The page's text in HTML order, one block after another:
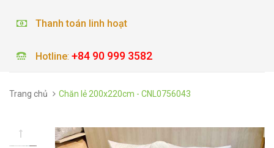
Thanh toán linh hoạt
Hotline: +84 90 999 3582
Trang chủ Chăn lẻ 200x220cm - CNL0756043